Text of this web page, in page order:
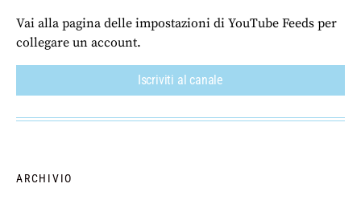
Vai alla pagina delle impostazioni di YouTube Feeds per
collegare un account.
Iscriviti al canale
ARCHIVIO